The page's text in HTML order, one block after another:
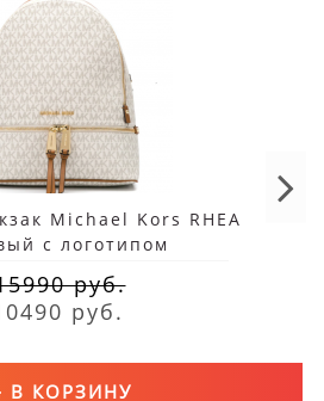
и
вещей. Внутренние отсеки
и документов
содержимое рюкзака
всегда было под
фурнитурой и
каждую модель
Регулируемые
Michael Kors RHEA
с логотипом
руб.
руб.
В КОРЗИНУ